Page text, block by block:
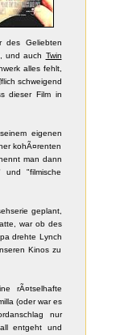
des Geliebten
und auch Twin
alles fehlt,
schweigend
dieser Film in
eigenen
kohÃ¤renten
man dann
und "filmische
geplant,
war ob des
drehte Lynch
Kinos zu
rÃ¤tselhafte
(oder war es
nur
entgeht und